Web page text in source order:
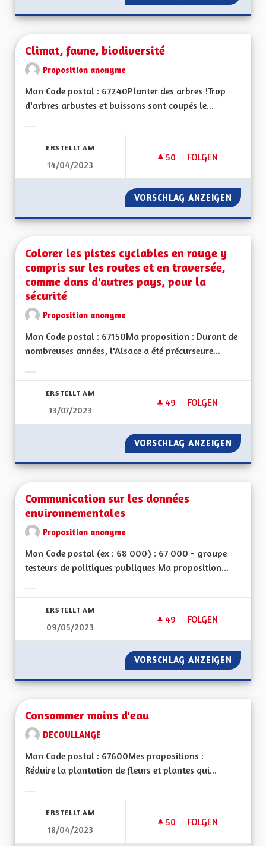
Climat, faune, biodiversité
Proposition anonyme
Mon Code postal : 67240Planter des arbres !Trop
d'arbres arbustes et buissons sont coupés le...
ERSTELLT AM
14/04/2023
50 50 FOLLOWER
FOLGEN
CLIMAT, FAUNE,
VORSCHLAG ANZEIGEN
Colorer les pistes cyclables en rouge y
compris sur les routes et en traversée,
comme dans d'autres pays, pour la
sécurité
Proposition anonyme
Mon Code postal : 67150Ma proposition : Durant de
nombreuses années, l'Alsace a été précurseure...
ERSTELLT AM
13/07/2023
49 49 FOLLOWER
FOLGEN
COLORER LES
VORSCHLAG ANZEIGEN
Communication sur les données
environnementales
Proposition anonyme
Mon Code postal (ex : 68 000) : 67 000 - groupe
testeurs de politiques publiques Ma proposition...
ERSTELLT AM
09/05/2023
49 49 FOLLOWER
FOLGEN
COMMUNICATION
VORSCHLAG ANZEIGEN
Consommer moins d'eau
DECOULLANGE
Mon Code postal : 67600Mes propositions :
Réduire la plantation de fleurs et plantes qui...
ERSTELLT AM
18/04/2023
50 50 FOLLOWER
FOLGEN
CONSOMMER